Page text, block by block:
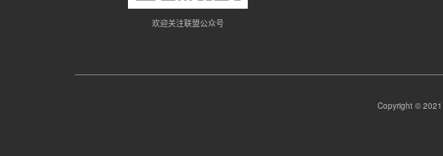
欢迎关注联盟公众号
Copyright ©